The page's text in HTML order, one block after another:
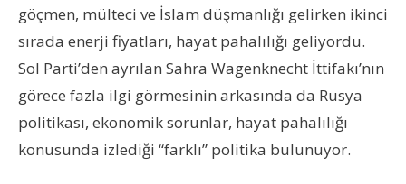
göçmen, mülteci ve İslam düşmanlığı gelirken ikinci
sırada enerji fiyatları, hayat pahalılığı geliyordu.
Sol Parti’den ayrılan Sahra Wagenknecht İttifakı’nın
görece fazla ilgi görmesinin arkasında da Rusya
politikası, ekonomik sorunlar, hayat pahalılığı
konusunda izlediği “farklı” politika bulunuyor.